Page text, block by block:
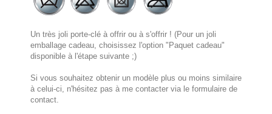
Un très joli porte-clé à offrir ou à s'offrir ! (Pour un joli
emballage cadeau, choisissez l'option "Paquet cadeau"
disponible à l'étape suivante ;)
Si vous souhaitez obtenir un modèle plus ou moins similaire
à celui-ci, n'hésitez pas à me contacter via le formulaire de
contact.